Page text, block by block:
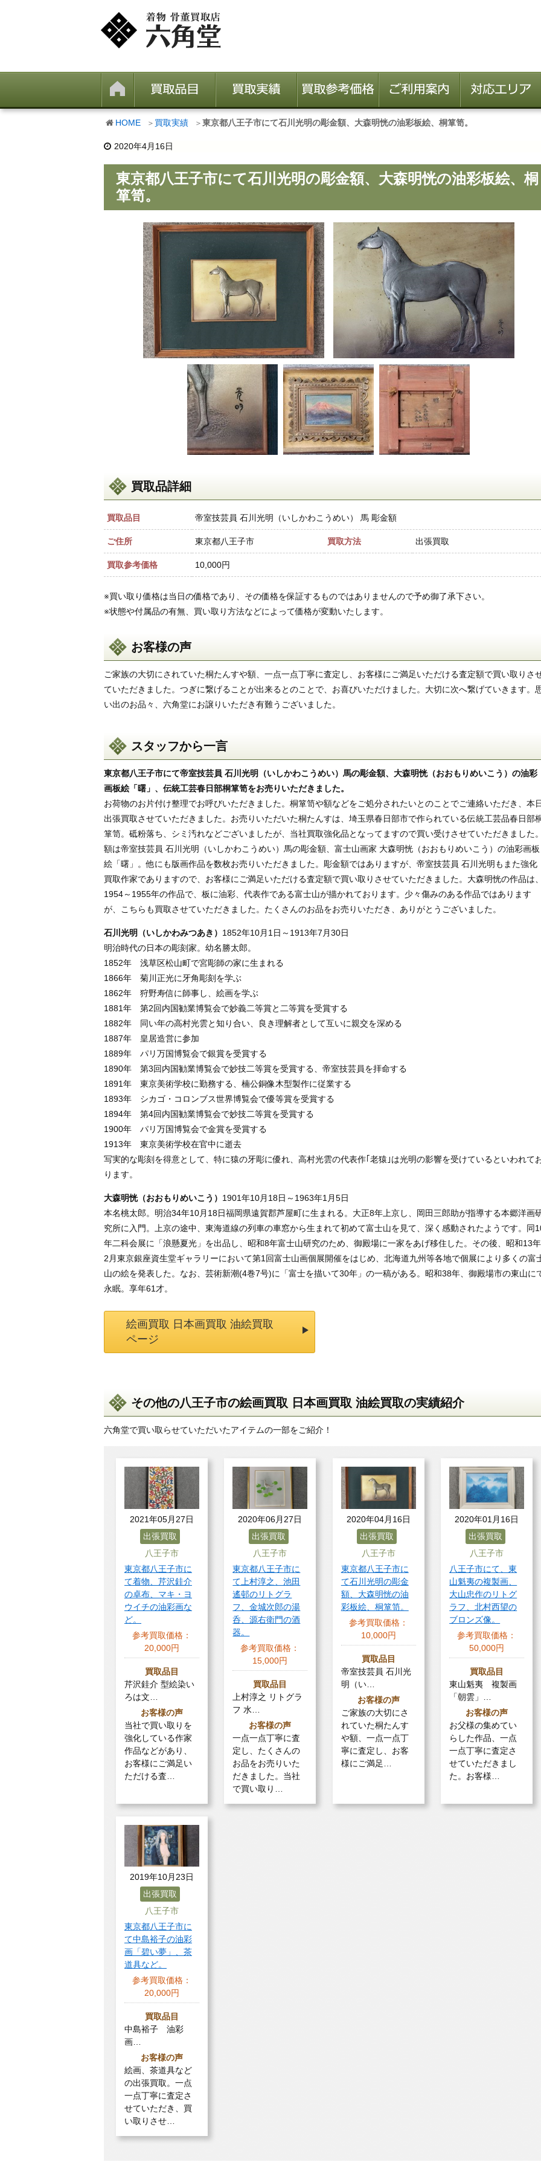
HOME 買取実績 東京都八王子市にて石川光明の彫金額、大森明恍の油彩板絵、桐箪笥。
2020年4月16日
東京都八王子市にて石川光明の彫金額、大森明恍の油彩板絵、桐
箪笥。
買取品詳細
買取品目 帝室技芸員 石川光明（いしかわこうめい） 馬 彫金額
ご住所 東京都八王子市 買取方法 出張買取
買取参考価格 10,000円
※買い取り価格は当日の価格であり、その価格を保証するものではありませんので予め御了承下さい。
※状態や付属品の有無、買い取り方法などによって価格が変動いたします。
お客様の声
ご家族の大切にされていた桐たんすや額、一点一点丁寧に査定し、お客様にご満足いただける査定額で買い取りさ
ていただきました。つぎに繋げることが出来るとのことで、お喜びいただけました。大切に次へ繋げていきます。
い出のお品々、六角堂にお譲りいただき有難うございました。
スタッフから一言
東京都八王子市にて帝室技芸員 石川光明（いしかわこうめい）馬の彫金額、大森明恍（おおもりめいこう）の油彩
画板絵「曙」、伝統工芸春日部桐箪笥をお売りいただきました。
お荷物のお片付け整理でお呼びいただきました。桐箪笥や額などをご処分されたいとのことでご連絡いただき、本
出張買取させていただきました。お売りいただいた桐たんすは、埼玉県春日部市で作られている伝統工芸品春日部
箪笥。砥粉落ち、シミ汚れなどございましたが、当社買取強化品となってますので買い受けさせていただきました。
額は帝室技芸員 石川光明（いしかわこうめい）馬の彫金額、富士山画家 大森明恍（おおもりめいこう）の油彩画板
絵「曙」。他にも版画作品を数枚お売りいただきました。彫金額ではありますが、帝室技芸員 石川光明もまた強化
買取作家でありますので、お客様にご満足いただける査定額で買い取りさせていただきました。大森明恍の作品は、
1954～1955年の作品で、板に油彩、代表作である富士山が描かれております。少々傷みのある作品ではあります
が、こちらも買取させていただきました。たくさんのお品をお売りいただき、ありがとうございました。
石川光明（いしかわみつあき） 1852年10月1日～1913年7月30日
明治時代の日本の彫刻家。幼名勝太郎。
1852年 浅草区松山町で宮彫師の家に生まれる
1866年 菊川正光に牙角彫刻を学ぶ
1862年 狩野寿信に師事し、絵画を学ぶ
1881年 第2回内国勧業博覧会で妙義二等賞と二等賞を受賞する
1882年 同い年の高村光雲と知り合い、良き理解者として互いに親交を深める
1887年 皇居造営に参加
1889年 パリ万国博覧会で銀賞を受賞する
1890年 第3回内国勧業博覧会で妙技二等賞を受賞する、帝室技芸員を拝命する
1891年 東京美術学校に勤務する、楠公銅像木型製作に従業する
1893年 シカゴ・コロンブス世界博覧会で優等賞を受賞する
1894年 第4回内国勧業博覧会で妙技二等賞を受賞する
1900年 パリ万国博覧会で金賞を受賞する
1913年 東京美術学校在官中に逝去
写実的な彫刻を得意として、特に猿の牙彫に優れ、高村光雲の代表作｢老猿｣は光明の影響を受けているといわれて
ります。
大森明恍（おおもりめいこう） 1901年10月18日～1963年1月5日
本名桃太郎。明治34年10月18日福岡県遠賀郡芦屋町に生まれる。大正8年上京し、岡田三郎助が指導する本郷洋画
究所に入門。上京の途中、東海道線の列車の車窓から生まれて初めて富士山を見て、深く感動されたようです。同
年二科会展に「浪懸夏光」を出品し、昭和8年富士山研究のため、御殿場に一家をあげ移住した。その後、昭和13年
2月東京銀座資生堂ギャラリーにおいて第1回富士山画個展開催をはじめ、北海道九州等各地で個展により多くの富
山の絵を発表した。なお、芸術新潮(4巻7号)に「富士を描いて30年」の一稿がある。昭和38年、御殿場市の東山に
永眠。享年61才。
絵画買取 日本画買取 油絵買取
ページ
その他の八王子市の絵画買取 日本画買取 油絵買取の実績紹介
六角堂で買い取らせていただいたアイテムの一部をご紹介！
2021年05月27日
出張買取
八王子市
東京都八王子市に
て着物、芹沢銈介
の卓布、マキ・ヨ
ウイチの油彩画な
ど。
参考買取価格：
20,000円
買取品目
芹沢銈介 型絵染い
ろは文…
お客様の声
当社で買い取りを
強化している作家
作品などがあり、
お客様にご満足い
ただける査…
2020年06月27日
出張買取
八王子市
東京都八王子市に
て上村淳之、池田
遙邨のリトグラ
フ、金城次郎の湯
呑、源右衛門の酒
器。
参考買取価格：
15,000円
買取品目
上村淳之 リトグラ
フ 水…
お客様の声
一点一点丁寧に査
定し、たくさんの
お品をお売りいた
だきました。当社
で買い取り…
2020年04月16日
出張買取
八王子市
東京都八王子市に
て石川光明の彫金
額、大森明恍の油
彩板絵、桐箪笥。
参考買取価格：
10,000円
買取品目
帝室技芸員 石川光
明（い…
お客様の声
ご家族の大切にさ
れていた桐たんす
や額、一点一点丁
寧に査定し、お客
様にご満足…
2020年01月16日
出張買取
八王子市
八王子市にて、東
山魁夷の複製画、
大山忠作のリトグ
ラフ、北村西望の
ブロンズ像。
参考買取価格：
50,000円
買取品目
東山魁夷 複製画
「朝雲」…
お客様の声
お父様の集めてい
らした作品、一点
一点丁寧に査定さ
せていただきまし
た。お客様…
2019年10月23日
出張買取
八王子市
東京都八王子市に
て中島裕子の油彩
画「碧い夢」、茶
道具など。
参考買取価格：
20,000円
買取品目
中島裕子 油彩
画…
お客様の声
絵画、茶道具など
の出張買取。一点
一点丁寧に査定さ
せていただき、買
い取りさせ…